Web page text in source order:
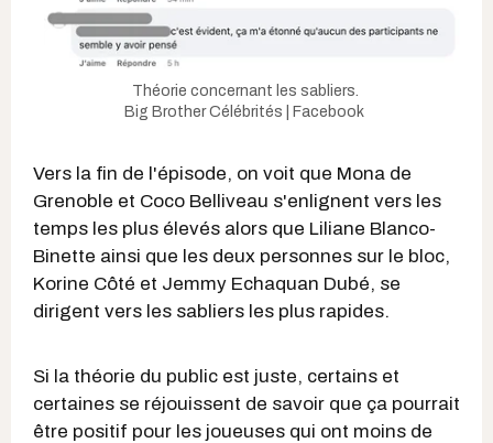
Théorie concernant les sabliers.
Big Brother Célébrités | Facebook
Vers la fin de l'épisode, on voit que Mona de
Grenoble et Coco Belliveau s'enlignent vers les
temps les plus élevés alors que Liliane Blanco-
Binette ainsi que les deux personnes sur le bloc,
Korine Côté et Jemmy Echaquan Dubé, se
dirigent vers les sabliers les plus rapides.
Si la théorie du public est juste, certains et
certaines se réjouissent de savoir que ça pourrait
être positif pour les joueuses qui ont moins de